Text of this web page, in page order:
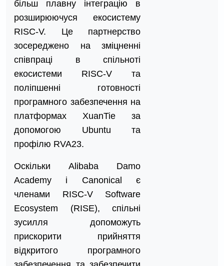
більш плавну інтеграцію в
розширюючуся екосистему
RISC-V. Це партнерство
зосереджено на зміцненні
співпраці в спільноті
екосистеми RISC-V та
поліпшенні готовності
програмного забезпечення на
платформах XuanTie за
допомогою Ubuntu та
профілю RVA23.
Оскільки Alibaba Damo
Academy і Canonical є
членами RISC-V Software
Ecosystem (RISE), спільні
зусилля допоможуть
прискорити прийняття
відкритого програмного